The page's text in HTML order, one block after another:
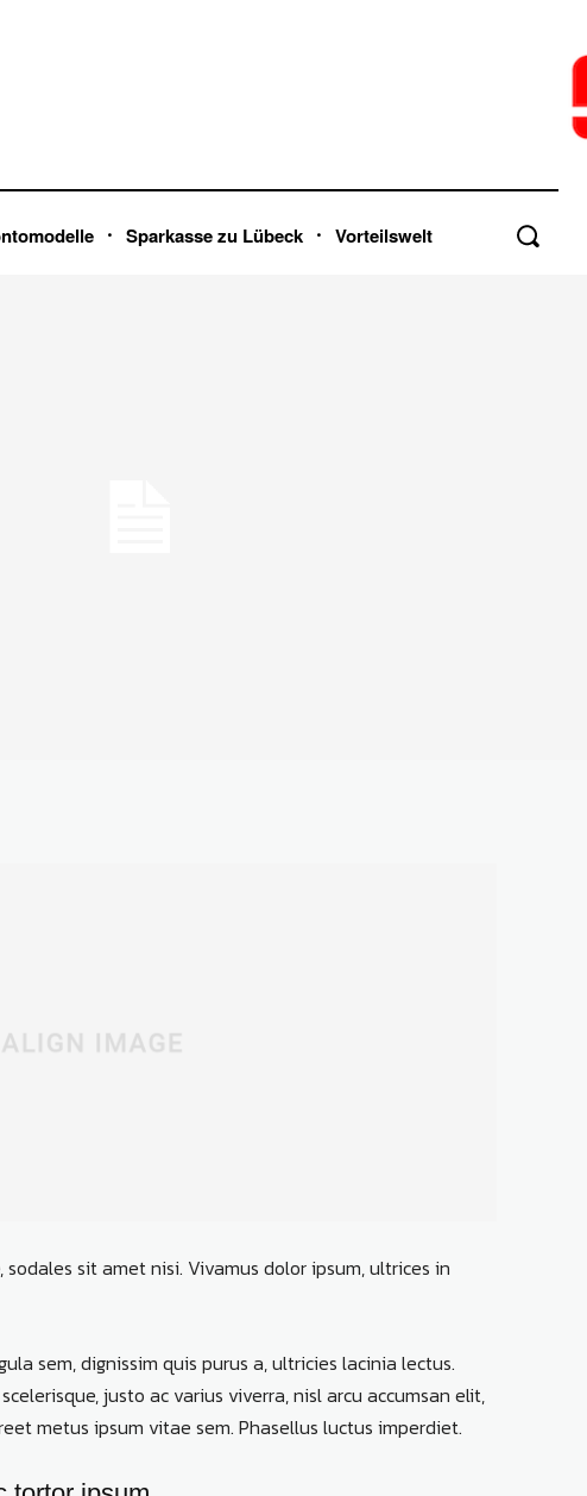
Sparkasse zu Lübeck Vorteilswelt
sit amet nisi. Vivamus dolor ipsum, ultrices in
sem, dignissim quis purus a, ultricies lacinia lectus.
justo ac varius viverra, nisl arcu accumsan elit,
metus ipsum vitae sem. Phasellus luctus imperdiet.